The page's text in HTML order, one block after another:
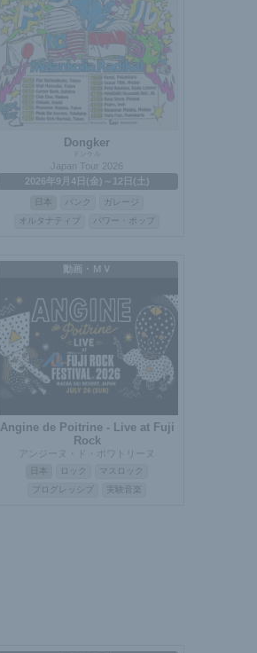
Dongker
Japan Tour 2026
2026年9月4日(金)～12日(土)
パンク
ガレージ
オルタナティブ
パワー・ポップ
動画・ＭＶ
Angine de Poitrine - Live at Fuji
Rock
アンジーヌ・ド・ポワトリーヌ
ロック
マスロック
プログレッシブ
実験音楽